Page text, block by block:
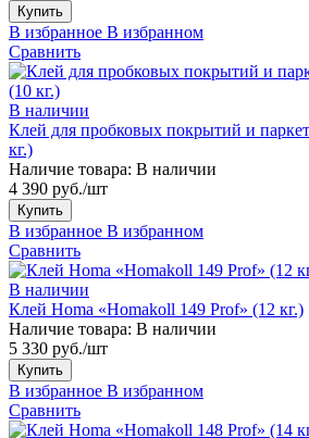
Купить
В избранное В избранном
Сравнить
В наличии
Клей для пробковых покрытий и
кг.)
Наличие товара: В наличии
4 390 руб./шт
Купить
В избранное В избранном
Сравнить
В наличии
Клей Homa «Homakoll 149 Prof» (12 кг.)
Наличие товара: В наличии
5 330 руб./шт
Купить
В избранное В избранном
Сравнить